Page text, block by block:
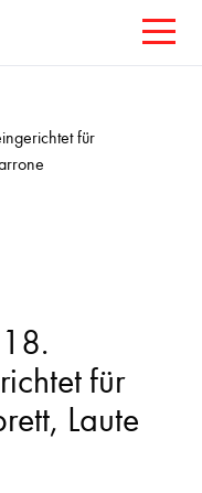
für
für
Laute